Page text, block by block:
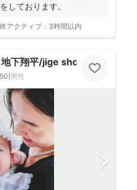
しております。
アクティブ： 3時間以内
地下翔平/jige shohe）
)男性